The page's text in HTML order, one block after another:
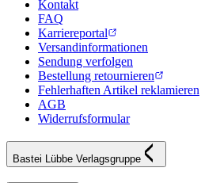
Kontakt
FAQ
Karriereportal
Versandinformationen
Sendung verfolgen
Bestellung retournieren
Fehlerhaften Artikel reklamieren
AGB
Widerrufsformular
Bastei Lübbe Verlagsgruppe